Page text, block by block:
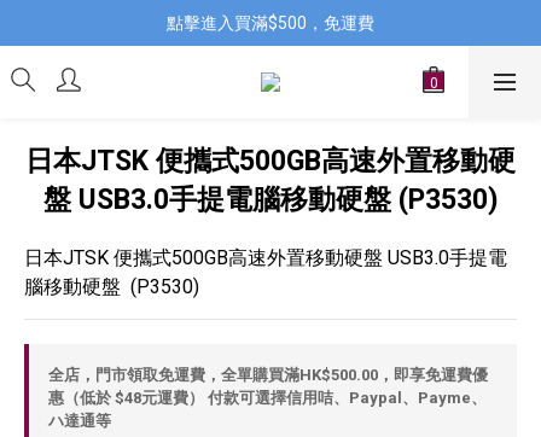
點擊進入買滿$500，免運費
日本JTSK 便攜式500GB高速外置移動硬
盤 USB3.0手提電腦移動硬盤 (P3530)
日本JTSK 便攜式500GB高速外置移動硬盤 USB3.0手提電
腦移動硬盤  (P3530)
全店，門市領取免運費，全單購買滿HK$500.00，即享免運費優
惠（低於 $48元運費） 付款可選擇信用咭、Paypal、Payme、
ハ達通等